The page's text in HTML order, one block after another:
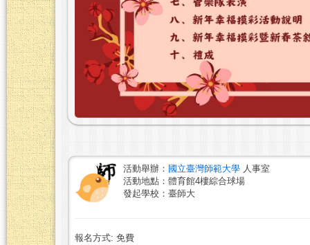
活動舉辦： 國立臺灣師範大學 人事室
活動地點：體育館4樓綜合球場
發起學校：臺師大
報名方式: 免費